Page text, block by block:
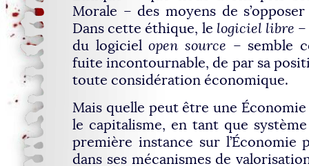
Morale – des moyens de
Dans cette éthique, le logiciel libre
du logicielopen source – semble
fuite incontournable, de par sa
toute considération économique.
Mais quelle peut être une Économie
le capitalisme, en tant que
première instance sur
dans ses mécanismes de